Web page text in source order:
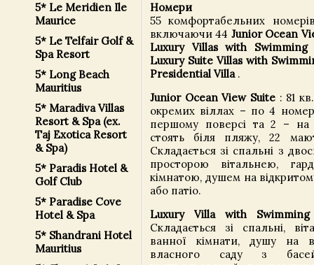
5* Le Meridien Ile
Maurice
5* Le Telfair Golf &
Spa Resort
5* Long Beach
Mauritius
5* Maradiva Villas
Resort & Spa (ex.
Taj Exotica Resort
& Spa)
5* Paradis Hotel &
Golf Club
5* Paradise Cove
Hotel & Spa
5* Shandrani Hotel
Mauritius
Номери
55 комфортабельних
включаючи 44 Junior Ocean
Luxury Villas with Swimming
Luxury Suite Villas with
Presidential Villa.
Junior Ocean View Suite: 81
окремих віллах – по 4
першому поверсі та 2 – на
стоять біля пляжу, 22
Складається зі спальні з
просторою вітальнею,
кімнатою, душем на
або патіо.
Luxury Villa with
Складається зі спальні,
ванної кімнати, душу на
власного саду з